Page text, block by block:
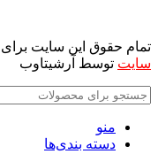
تمام حقوق این سایت
سایت توسط آرشیتاوب
منو
دسته بندی‌ها